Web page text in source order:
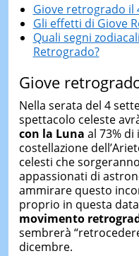
Giove retrogrado il
Gli effetti di Giove
Quali segni
Retrogrado?
Giove
Nella serata del 4
spettacolo celeste
con la Luna al 73%
costellazione
celesti che
appassionati di
ammirare questo
proprio in questa
movimento
sembrerà
dicembre.